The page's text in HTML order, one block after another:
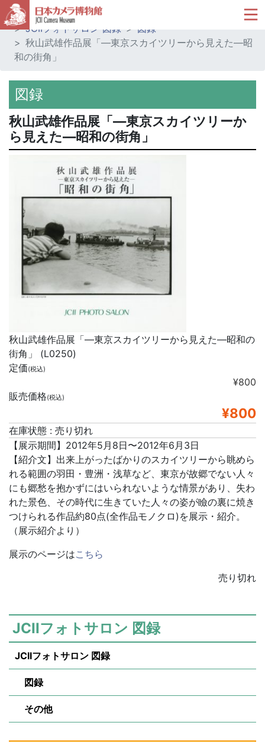
ホーム
ミュージアムショップ
JCIIフォトサロン 図録
図録
秋山武雄作品展「―東京スカイツリーから見えた―昭
和の街角」
図録
秋山武雄作品展「―東京スカイツリーか
ら見えた―昭和の街角」
秋山武雄作品展「―東京スカイツリーから見えた―昭和の
街角」 (L0250)
定価(税込)
¥800
販売価格(税込)
¥800
在庫状態 : 売り切れ
【展示期間】2012年5月8日〜2012年6月3日
【紹介文】出来上がったばかりのスカイツリーから眺めら
れる範囲の羽田・豊洲・浅草など、東京が故郷でない人々
にも郷愁を抱かずにはいられないような情景があり、失わ
れた景色、その時代に生きていた人々の姿が瞼の裏に焼き
つけられる作品約80点(全作品モノクロ)を展示・紹介。
（展示紹介より）
展示のページはこちら
売り切れ
JCIIフォトサロン 図録
JCIIフォトサロン 図録
図録
その他